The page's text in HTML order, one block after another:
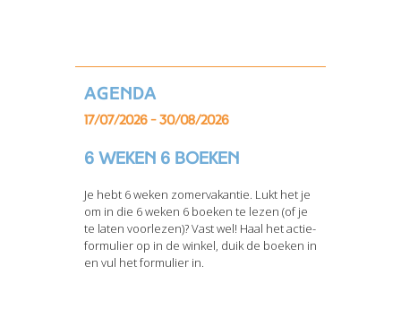
Agenda
17/07/2026 - 30/08/2026
6 weken 6 boeken
Je hebt 6 weken zomervakantie. Lukt het je
om in die 6 weken 6 boeken te lezen (of je
te laten voorlezen)? Vast wel! Haal het actie-
formulier op in de winkel, duik de boeken in
en vul het formulier in.